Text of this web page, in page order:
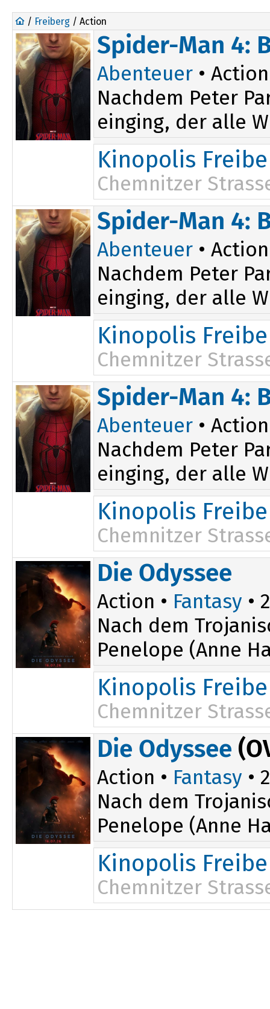
/ Freiberg / Action
Spider-Man 4:
Abenteuer •
Nachdem Peter
einging, der alle
Kinopolis
Chemnitzer
13:45
Spider-Man 4:
Abenteuer •
Nachdem Peter
einging, der alle
Kinopolis
Chemnitzer
17:00
20:15
Spider-Man 4:
Abenteuer •
Nachdem Peter
einging, der alle
Kinopolis
Chemnitzer
Die Odyssee
Action • Fantasy •
Nach dem
Penelope (Anne
Kinopolis
Chemnitzer
16:30
19:45
Die Odyssee
Action • Fantasy •
Nach dem
Penelope (Anne
Kinopolis
Chemnitzer